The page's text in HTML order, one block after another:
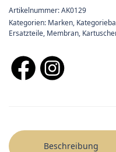
Artikelnummer:AK0129
Kategorien: Marken,
Ersatzteile, Membran,
Beschreibung